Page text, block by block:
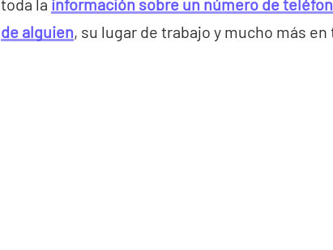
toda la información sobre un número de
de alguien, su lugar de trabajo y mucho más